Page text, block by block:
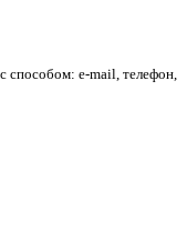
способом: e-mail, телефон,